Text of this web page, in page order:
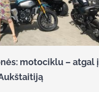
motociklu – atgal į